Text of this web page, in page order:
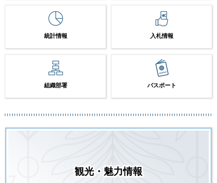
統計情報 入札情報
組織部署 パスポート
観光・魅力情報